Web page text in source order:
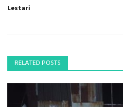
Lestari
RELATED POSTS